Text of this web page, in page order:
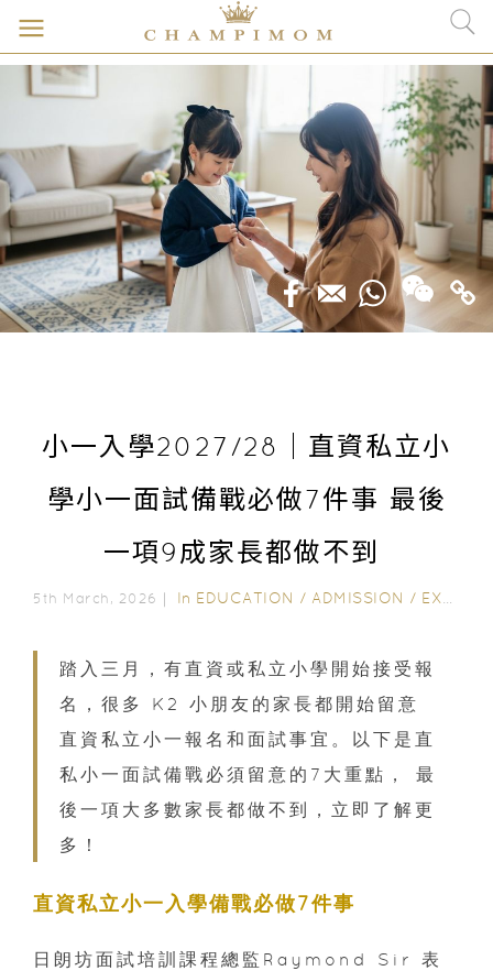
小一入學2027/28｜直資私立小
學小一面試備戰必做7件事 最後
一項9成家長都做不到
5th March, 2026｜ In EDUCATION / ADMISSION / EXTRACURRICULAR ACTIVITIES
踏入三月，有直資或私立小學開始接受報
名，很多 K2 小朋友的家長都開始留意
直資私立小一報名和面試事宜。以下是直
私小一面試備戰必須留意的7大重點， 最
後一項大多數家長都做不到，立即了解更
多！
直資私立小一入學備戰必做7件事
日朗坊面試培訓課程總監Raymond Sir 表